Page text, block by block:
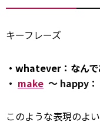
キーフレーズ
・whatever：なん
・ make ～ happy：
このような表現のよ